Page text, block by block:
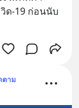
ด-19 ก่อนนับ
ตาม